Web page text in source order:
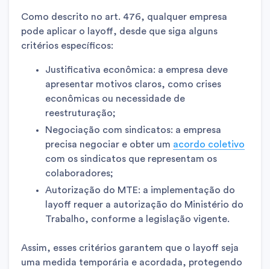
Como descrito no art. 476, qualquer empresa
pode aplicar o layoff, desde que siga alguns
critérios específicos:
Justificativa econômica: a empresa deve
apresentar motivos claros, como crises
econômicas ou necessidade de
reestruturação;
Negociação com sindicatos: a empresa
precisa negociar e obter um acordo coletivo
com os sindicatos que representam os
colaboradores;
Autorização do MTE: a implementação do
layoff requer a autorização do Ministério do
Trabalho, conforme a legislação vigente.
Assim, esses critérios garantem que o layoff seja
uma medida temporária e acordada, protegendo